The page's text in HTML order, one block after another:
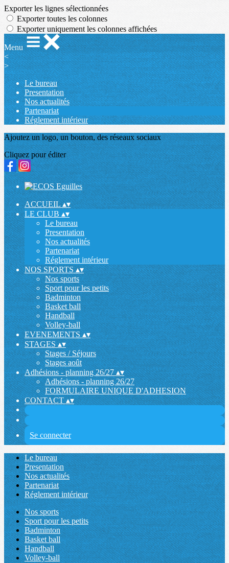
Exporter les lignes sélectionnées
Exporter toutes les colonnes
Exporter uniquement les colonnes affichées
Menu
<
>
Le bureau
Presentation
Nos actualités
Partenariat
Réglement intérieur
Ajoutez un logo, un bouton, des réseaux sociaux
Cliquez pour éditer
ACCUEIL▴▾
LE CLUB ▴▾
Le bureau
Presentation
Nos actualités
Partenariat
Réglement intérieur
NOS SPORTS▴▾
Nos sports
Sport pour les petits
Badminton
Basket ball
Handball
Volley-ball
EVENEMENTS▴▾
STAGES▴▾
Stages / Séjours
Stages août
Adhésions - planning 26/27▴▾
Adhésions - planning 26/27
FORMULAIRE UNIQUE D'ADHESION
CONTACT▴▾
Se connecter
Le bureau
Presentation
Nos actualités
Partenariat
Réglement intérieur
Nos sports
Sport pour les petits
Badminton
Basket ball
Handball
Volley-ball